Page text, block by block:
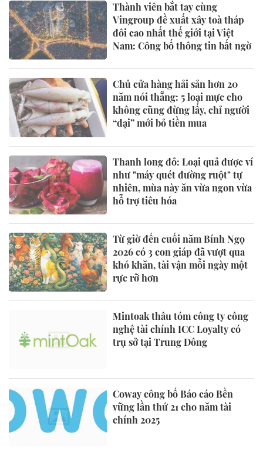
Thành viên bắt tay cùng
Vingroup đề xuất xây toà tháp
đôi cao nhất thế giới tại Việt
Nam: Công bố thông tin bất ngờ
Chủ cửa hàng hải sản hơn 20
năm nói thẳng: 5 loại mực cho
không cũng đừng lấy, chỉ người
“dại” mới bỏ tiền mua
Thanh long đỏ: Loại quả được ví
như "máy quét đường ruột" tự
nhiên, mùa này ăn vừa ngon vừa
hỗ trợ tiêu hóa
Từ giờ đến cuối năm Bính Ngọ
2026 có 3 con giáp đã vượt qua
khó khăn, tài vận mỗi ngày một
rực rỡ hơn
Mintoak thâu tóm công ty công
nghệ tài chính ICC Loyalty có
trụ sở tại Trung Đông
Coway công bố Báo cáo Bền
vững lần thứ 21 cho năm tài
chính 2025